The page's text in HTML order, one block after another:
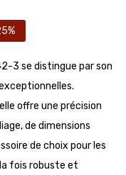
3 se distingue par son
offre une précision
de dimensions
de choix pour les
fois robuste et